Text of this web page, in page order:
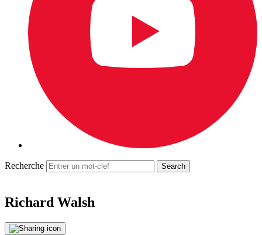
Recherche
Richard Walsh